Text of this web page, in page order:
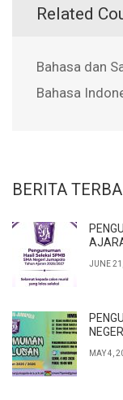
Related
Bahasa dan
Bahasa
BERITA
JUNE
MAY 4,